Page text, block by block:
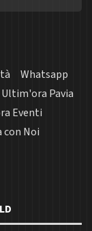
Whatsapp
Ultim'ora Pavia
Eventi
con Noi